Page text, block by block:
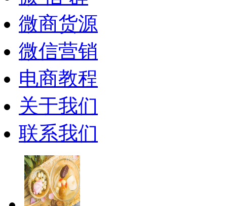
微商货源
微信营销
电商教程
关于我们
联系我们